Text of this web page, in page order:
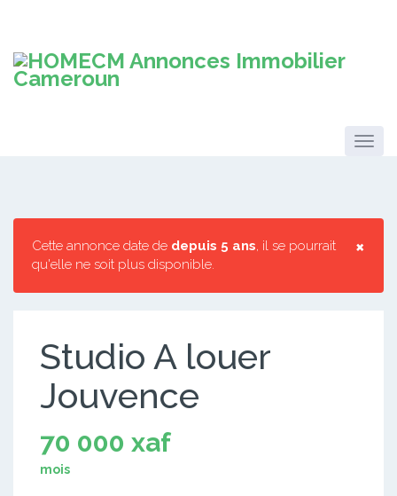
×
Cette annonce date de depuis 5 ans, il se pourrait
qu'elle ne soit plus disponible.
Studio A louer
Jouvence
70 000 xaf
mois